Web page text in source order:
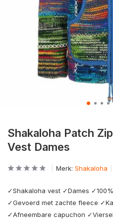
Shakaloha Patch
Vest Dames
Merk: Shakaloha
✓Shakaloha vest ✓Dames
✓Gevoerd met zachte fleece
✓Afneembare capuchon